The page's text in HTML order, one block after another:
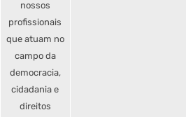
nossos
profissionais
que atuam no
campo da
democracia,
cidadania e
direitos